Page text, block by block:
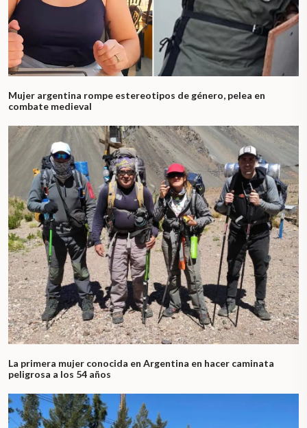
Mujer argentina rompe estereotipos de género, pelea en
combate medieval
La primera mujer conocida en Argentina en hacer caminata
peligrosa a los 54 años